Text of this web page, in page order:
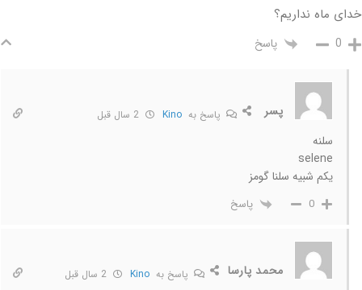
خدای ماه نداریم؟
0 پاسخ
پسر پاسخ بهKino 2 سال قبل
سلنه
selene
یکم شبیه سلنا گومز
0 پاسخ
محمد پارسا پاسخ به Kino